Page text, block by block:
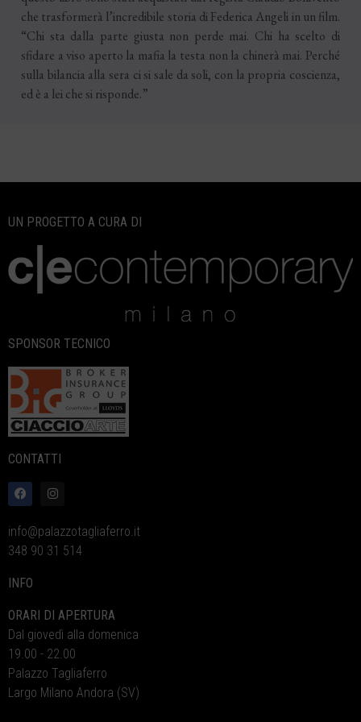
che trasformerà l’incredibile storia di Federica Angeli in un film.
“Chi sta dalla parte giusta non perde mai. Chi ha scelto di
sfidare a viso aperto la mafia la testa non la chinerà mai. Perché
sulla bilancia alla sera ci si sale da soli, con la propria coscienza,
ed è a lei che si risponde.”
UN PROGETTO A CURA DI
SPONSOR TECNICO
CONTATTI
info@palazzotagliaferro.it
348 90 31 514
INFO
ORARI DI APERTURA
Dal giovedì alla domenica
19.00 - 22.00
Palazzo Tagliaferro
Largo Milano Andora (SV)